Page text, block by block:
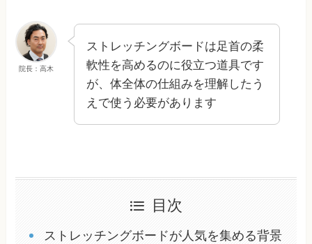
院長：高木
ストレッチングボードは足首の柔
軟性を高めるのに役立つ道具です
が、体全体の仕組みを理解したう
えで使う必要があります
目次
ストレッチングボードが人気を集める背景